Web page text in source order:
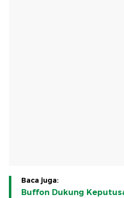
Baca juga:
Buffon Dukung